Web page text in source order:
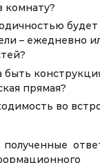
комнату?
будет
– ежедневно
прямая?
во